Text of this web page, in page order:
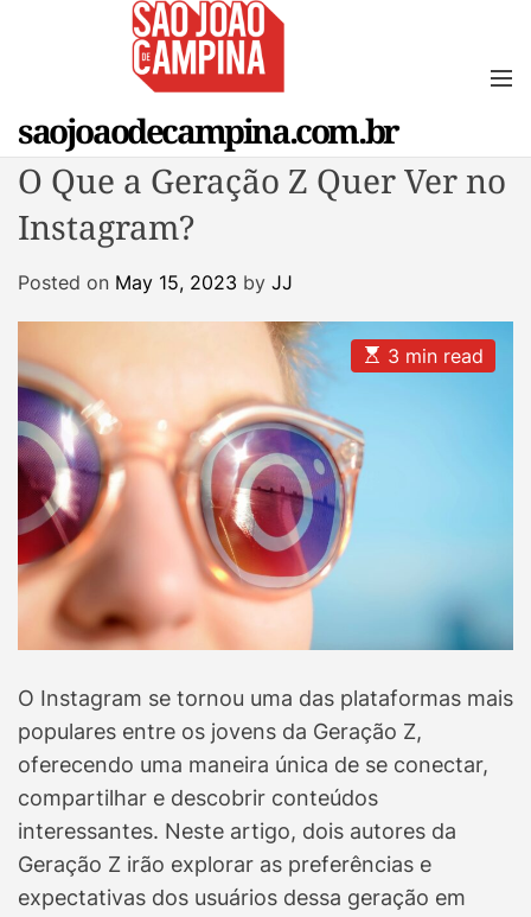
o
saojoaodecampina.com.br
M
O Que a Geração Z Quer Ver no
Instagram?
Posted on May 15, 2023 by JJ
E
s
m
a
t
e
3 min read
O Instagram se tornou uma das plataformas mais
populares entre os jovens da Geração Z,
oferecendo uma maneira única de se conectar,
compartilhar e descobrir conteúdos
interessantes. Neste artigo, dois autores da
Geração Z irão explorar as preferências e
expectativas dos usuários dessa geração em